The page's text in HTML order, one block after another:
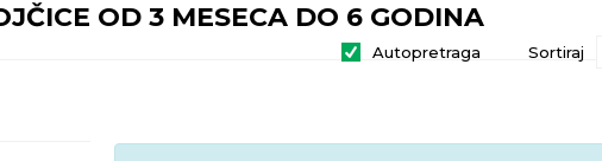
OD 3 MESECA DO 6 GODINA
Autopretraga Sortiraj